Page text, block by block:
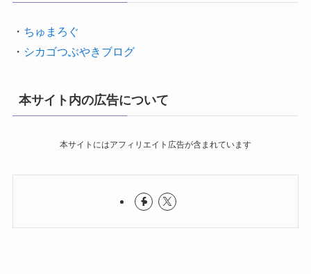
・ ちゅまろぐ
・ シカゴつぶやきブログ
本サイト内の広告について
本サイトにはアフィリエイト広告が含まれています